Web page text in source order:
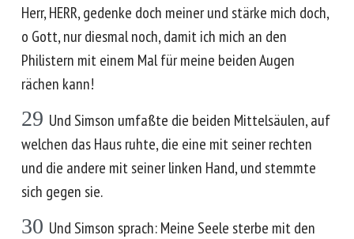
Herr, HERR, gedenke doch meiner und stärke mich doch,
o Gott, nur diesmal noch, damit ich mich an den
Philistern mit einem Mal für meine beiden Augen
rächen kann!
29 Und Simson umfaßte die beiden Mittelsäulen, auf
welchen das Haus ruhte, die eine mit seiner rechten
und die andere mit seiner linken Hand, und stemmte
sich gegen sie.
30 Und Simson sprach: Meine Seele sterbe mit den